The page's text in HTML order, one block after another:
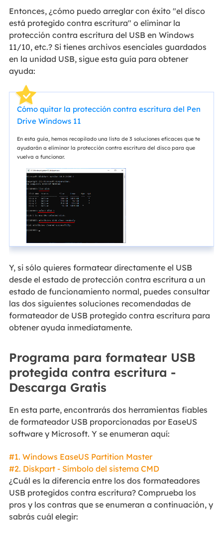
Entonces, ¿cómo puedo arreglar con éxito "el disco
está protegido contra escritura" o eliminar la
protección contra escritura del USB en Windows
11/10, etc.? Si tienes archivos esenciales guardados
en la unidad USB, sigue esta guía para obtener
ayuda:
Cómo quitar la protección contra escritura del Pen
Drive Windows 11
En esta guía, hemos recopilado una lista de 3 soluciones eficaces que te
ayudarán a eliminar la protección contra escritura del disco para que
vuelva a funcionar.
Y, si sólo quieres formatear directamente el USB
desde el estado de protección contra escritura a un
estado de funcionamiento normal, puedes consultar
las dos siguientes soluciones recomendadas de
formateador de USB protegido contra escritura para
obtener ayuda inmediatamente.
Programa para formatear USB
protegida contra escritura -
Descarga Gratis
En esta parte, encontrarás dos herramientas fiables
de formateador USB proporcionadas por EaseUS
software y Microsoft. Y se enumeran aquí:
#1. Windows EaseUS Partition Master
#2. Diskpart - Símbolo del sistema CMD
¿Cuál es la diferencia entre los dos formateadores
USB protegidos contra escritura? Comprueba los
pros y los contras que se enumeran a continuación, y
sabrás cuál elegir: